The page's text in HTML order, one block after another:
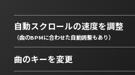
自動スクロールの速度を調整
（曲のBPMに合わせた自動調整もあり）
曲のキーを変更